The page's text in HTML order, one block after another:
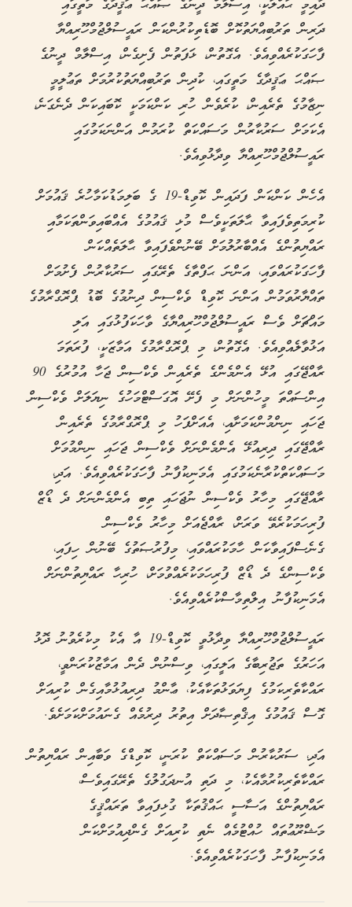
ދާއިމީ ޙައްލަކީ، އިސްލާމް ދީނުގެ ޞައްޙަ ޢަޤީދާގެ މަތީގައި
ދަރިން ތަރުބިއްޔަތުކޮށް ބޮޑެތިކުރުންކަން ރައީސުލްޖުމްހޫރިއްޔާ
ފާހަގަކުރެއްވިއެވެ. އެގޮތުން، ޅަފަތުން ފެށިގެން، އިސްލާމް ދީނުގެ
ޞައްޙަ ޢަޤީދާގެ މަތީގައި، ކުދިން ތަރުބިއްޔަތުކުރުމަށް ތަޢުލީމީ
ނިޒާމުގެ ތެރެއިން، ކުރެވެން ހުރި ކަންކަމަކީ ކޮބައިކަން ދެނެގަނެ،
އެކަމަށް ސަރުކާރުން މަސައްކަތް ކުރަމުން އަންނަކަމުގައި
ރައީސުލްޖުމްހޫރިއްޔާ ވިދާޅުވިއެވެ.
އެހެން ކަންކަން ފަދައިން ކޮވިޑް-19 ގެ ބަލިމަޑުކަމާހުރެ ޤައުމަށް
ކުރިމަތިވެފައިވާ ޙާލަތަކީވެސް މުޅި ޤައުމުގެ އެއްބައިވަންތަކަމާއި
ރައްޔިތުންގެ އެއްބާރުލުމަށް ބޭނުންވެފައިވާ ޙާލަތެއްކަން
ފާހަގަކުރައްވައި، އަންނަ ޙަފްތާގެ ތެރޭގައި ސަރުކާރުން ފެށުމަށް
ތައްޔާރުވަމުން އަންނަ ކޮވިޑް ވެކްސިން ދިނުމުގެ ބޮޑު ޕްރޮގްރާމުގެ
މައްޗަށް ވެސް ރައީސުލްޖުމްހޫރިއްޔާގެ ވާހަކަފުޅުގައި އަލި
އަޅުވާލެއްވިއެވެ. އެގޮތުން، މި ޕްރޮގްރާމުގެ އަމާޒަކީ، ފުރަތަމަ
ރާއްޖޭގައި އުޅޭ އެންމެންގެ ތެރެއިން ވެކްސިން ޖަހާ އުމުރުގެ 90
އިންސައްތަ މީހުންނަށް މި ފެށޭ އޮގަސްޓްމަހުގެ ނިޔަލަށް ވެކްސިން
ޖަހައި ނިންމުންކަމަށާއި، އެއަށްފަހު މި ޕްރޮގްރާމުގެ ތެރެއިން
ރާއްޖޭގައި ދިރިއުޅޭ އެންމެންނަށް ވެކްސިން ޖަހައި ނިންމުމަށް
މަސައްކަތްކުރާނެކަމުގައި އެމަނިކުފާނު ފާހަަގަކުރެއްވިއެވެ. އަދި،
ރާއްޖޭގައި މިހާރު ވެކްސިން ނުޖަހައި ތިބި އެންމެންނަށް ދެ ޑޯޒް
ފުރިހަމަކުރެވޭ ވަރަށް، ރާއްޖެއަށް މިހާރު ވެކްސިން
ގެނެސްފައިވާކަން ހާމަކުރައްވައި، މިފުރުޞަތުގެ ބޭނުން ހިފައި،
ވެކްސިންގެ ދެ ޑޯޒް ފުރިހަމަކުރެއްވުމަށް، ހުރިހާ ރައްޔިތުންނަށް
އެމަނިކުފާނު އިލްތިމާސްކުރެއްވިއެވެ.
ރައީސުލްޖުމްހޫރިއްޔާ ވިދާޅުވީ ކޮވިޑް-19 އާ އެކު މިކުރެވުނު ދޮޅު
އަހަރުގެ ތަޖުރިބާގެ އަލީގައި، ވިސްނުން ދެން އަމާޒުކުރަންވީ،
ރައްކާތެރިކަމުގެ ފިޔަވަޅުތަކާއެކު، ޢާންމު ދިރިއުޅުމާއިގެން ކުރިއަށް
ގޮސް ޤައުމުގެ އިޤްތިޞާދަށް އިތުރު ދިރުމެއް ގެނައުމަށްކަމަށެވެ.
އަދި، ސަރުކާރުން މަސައްކަތް ކުރަނީ، ކޮވިޑްގެ ވަބާއިން ރައްޔިތުން
ރައްކާތެރިކުރުމާއެކު، މި ދަތި އުނދަގުލުގެ ތެރޭގައިވެސް،
ރައްޔިތުންގެ އަސާސީ ޙައްޤުތަކާ ގުޅިފައިވާ ތަރައްޤީގެ
މަޝްރޫޢުތައް ހުއްޓުމެއް ނެތި ކުރިއަށް ގެންދިއުމަށްކަން
އެމަނިކުފާނު ފާހަގަކުރެއްވިއެވެ.